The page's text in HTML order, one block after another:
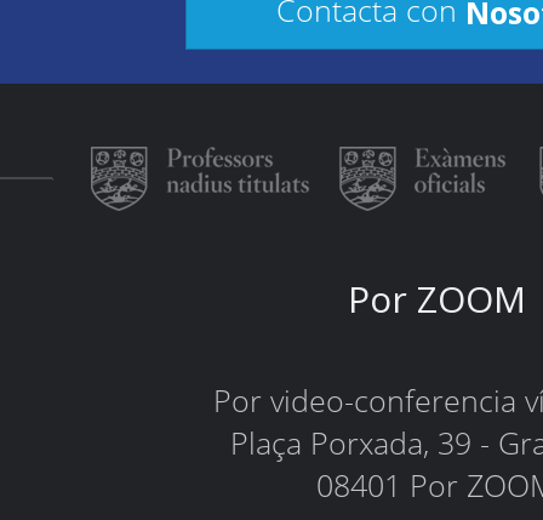
Contacta con
Por ZOOM
Por video-conferencia
Plaça Porxada, 39 -
08401 Por